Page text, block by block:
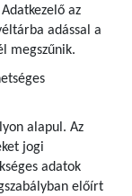
az
adással a
megszűnik.
alapul. Az
jogi
adatok
előírt